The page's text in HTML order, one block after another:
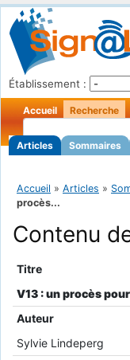
Établissement :
Accueil Recherche
Articles Sommaires
Accueil » Articles »
procès...
Contenu
Titre
V13 : un procès
Auteur
Sylvie Lindeperg